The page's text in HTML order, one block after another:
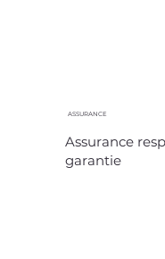
ASSURANCE
Assurance
garantie